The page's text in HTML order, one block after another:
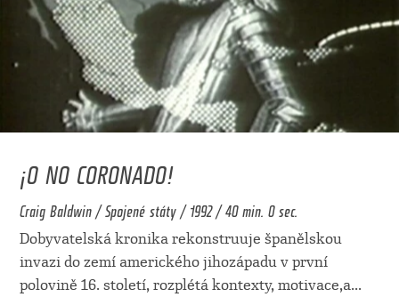
¡O NO CORONADO!
Craig Baldwin / Spojené státy / 1992 / 40 min. 0 sec.
Dobyvatelská kronika rekonstruuje španělskou
invazi do zemí amerického jihozápadu v první
polovině 16. století, rozplétá kontexty, motivace,a...